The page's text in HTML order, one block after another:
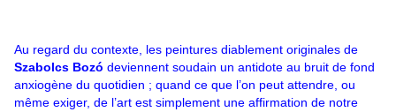
Au regard du contexte, les peintures diablement originales de
Szabolcs Bozó deviennent soudain un antidote au bruit de fond
anxiogène du quotidien ; quand ce que l’on peut attendre, ou
même exiger, de l’art est simplement une affirmation de notre